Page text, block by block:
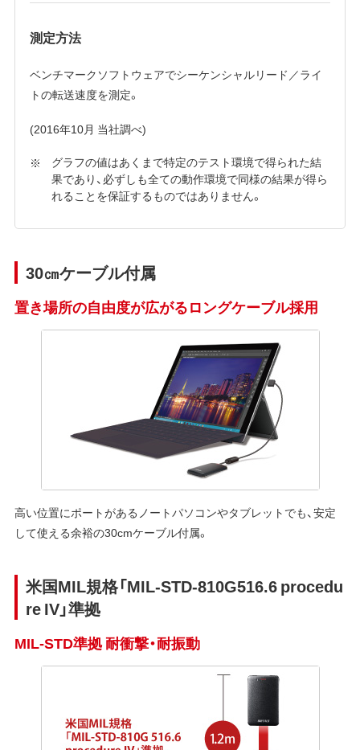
測定方法
ベンチマークソフトウェアでシーケンシャルリード／ライ
トの転送速度を測定。
(2016年10月 当社調べ)
グラフの値はあくまで特定のテスト環境で得られた結
果であり、必ずしも全ての動作環境で同様の結果が得ら
れることを保証するものではありません。
30㎝ケーブル付属
置き場所の自由度が広がるロングケーブル採用
高い位置にポートがあるノートパソコンやタブレットでも、安定
して使える余裕の30cmケーブル付属。
米国MIL規格「MIL-STD-810G516.6 procedu
re IV」準拠
MIL-STD準拠 耐衝撃・耐振動